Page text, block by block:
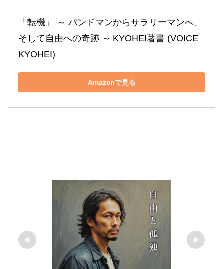
「転機」 ～ バンドマンからサラリーマンへ、
そして自由への奇跡 ～ KYOHEI著書 (VOICE
KYOHEI)
Amazonで見る